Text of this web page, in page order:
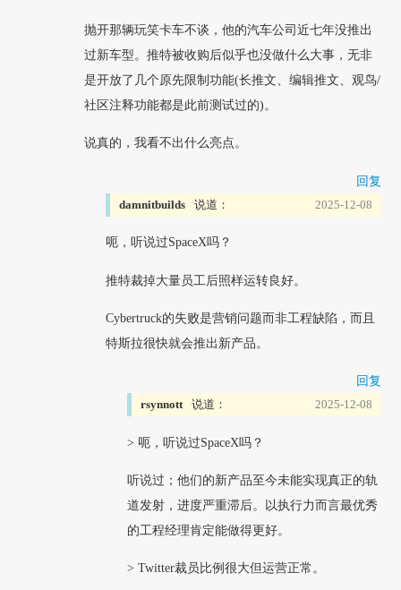
抛开那辆玩笑卡车不谈，他的汽车公司近七年没推出
过新车型。推特被收购后似乎也没做什么大事，无非
是开放了几个原先限制功能(长推文、编辑推文、观鸟/
社区注释功能都是此前测试过的)。
说真的，我看不出什么亮点。
回复
damnitbuilds 说道： 2025-12-08
呃，听说过SpaceX吗？
推特裁掉大量员工后照样运转良好。
Cybertruck的失败是营销问题而非工程缺陷，而且
特斯拉很快就会推出新产品。
回复
rsynnott 说道： 2025-12-08
> 呃，听说过SpaceX吗？
听说过；他们的新产品至今未能实现真正的轨
道发射，进度严重滞后。以执行力而言最优秀
的工程经理肯定能做得更好。
> Twitter裁员比例很大但运营正常。